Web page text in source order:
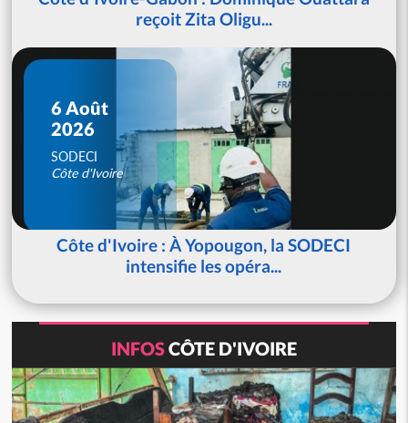
reçoit Zita Oligu...
6 Août
2026
SODECI
Côte d'Ivoire
Côte d'Ivoire : À Yopougon, la SODECI
intensifie les opéra...
INFOSCÔTE D'IVOIRE